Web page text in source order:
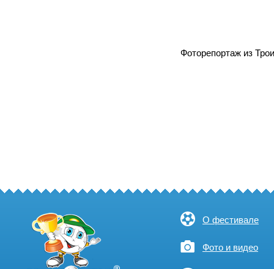
Фоторепортаж из
О фестивале
Фото и видео